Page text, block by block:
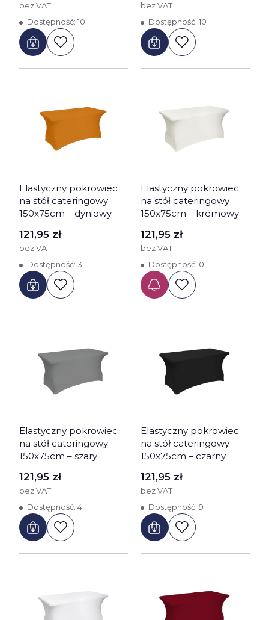
bez VAT
Dostępność: 10
bez VAT
Dostępność: 10
Elastyczny pokrowiec
na stół cateringowy
150x75cm – dyniowy
Cena
121,95 zł
bez VAT
Dostępność: 3
Elastyczny pokrowiec
na stół cateringowy
150x75cm – kremowy
Cena
121,95 zł
bez VAT
Dostępność: 0
Elastyczny pokrowiec
na stół cateringowy
150x75cm – szary
Cena
121,95 zł
bez VAT
Dostępność: 4
Elastyczny pokrowiec
na stół cateringowy
150x75cm – czarny
Cena
121,95 zł
bez VAT
Dostępność: 9